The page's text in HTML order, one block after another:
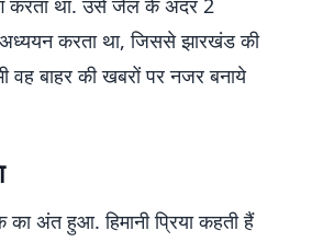
करता था. उसे जेल के अंदर 2
करता था, जिससे झारखंड की
वह बाहर की खबरों पर नजर बनाये
अंत हुआ. हिमानी प्रिया कहती हैं